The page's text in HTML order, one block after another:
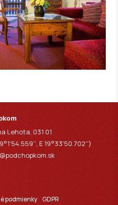
Lehota, 031 01
E 19°33'50.702'')
podmienky GDPR